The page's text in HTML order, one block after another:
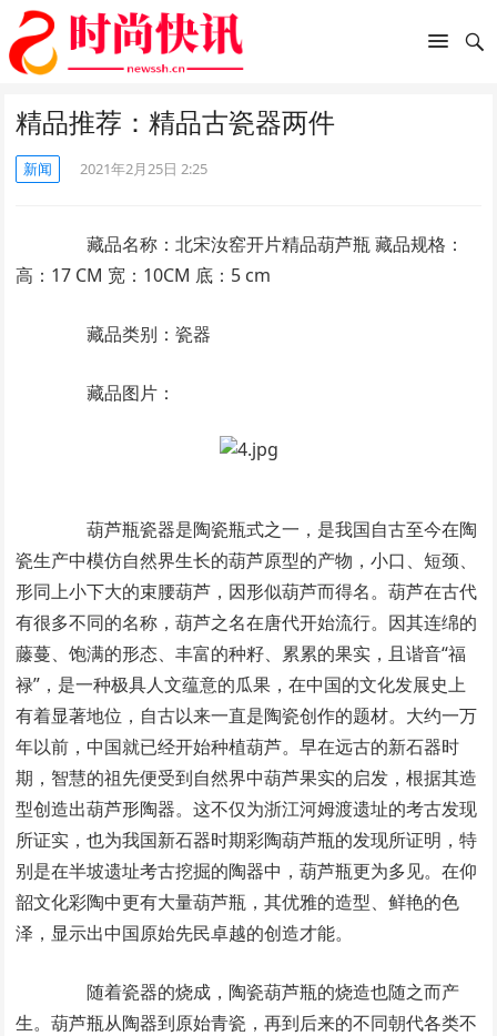
精品推荐：精品古瓷器两件
新闻 2021年2月25日 2:25
藏品名称：北宋汝窑开片精品葫芦瓶 藏品规格：
高：17 CM 宽：10CM 底：5 cm
藏品类别：瓷器
藏品图片：
葫芦瓶瓷器是陶瓷瓶式之一，是我国自古至今在陶
瓷生产中模仿自然界生长的葫芦原型的产物，小口、短颈、
形同上小下大的束腰葫芦，因形似葫芦而得名。葫芦在古代
有很多不同的名称，葫芦之名在唐代开始流行。因其连绵的
藤蔓、饱满的形态、丰富的种籽、累累的果实，且谐音“福
禄”，是一种极具人文蕴意的瓜果，在中国的文化发展史上
有着显著地位，自古以来一直是陶瓷创作的题材。大约一万
年以前，中国就已经开始种植葫芦。早在远古的新石器时
期，智慧的祖先便受到自然界中葫芦果实的启发，根据其造
型创造出葫芦形陶器。这不仅为浙江河姆渡遗址的考古发现
所证实，也为我国新石器时期彩陶葫芦瓶的发现所证明，特
别是在半坡遗址考古挖掘的陶器中，葫芦瓶更为多见。在仰
韶文化彩陶中更有大量葫芦瓶，其优雅的造型、鲜艳的色
泽，显示出中国原始先民卓越的创造才能。
随着瓷器的烧成，陶瓷葫芦瓶的烧造也随之而产
生。葫芦瓶从陶器到原始青瓷，再到后来的不同朝代各类不